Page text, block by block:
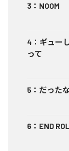
3 ： NOOM
4 ： ギュー
って
5 ： だったな
6 ： END